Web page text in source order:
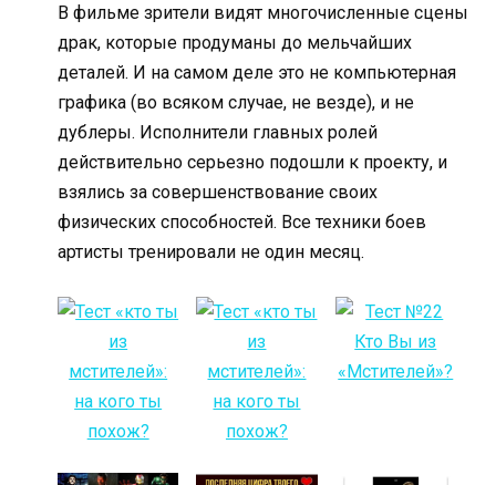
В фильме зрители видят многочисленные сцены
драк, которые продуманы до мельчайших
деталей. И на самом деле это не компьютерная
графика (во всяком случае, не везде), и не
дублеры. Исполнители главных ролей
действительно серьезно подошли к проекту, и
взялись за совершенствование своих
физических способностей. Все техники боев
артисты тренировали не один месяц.